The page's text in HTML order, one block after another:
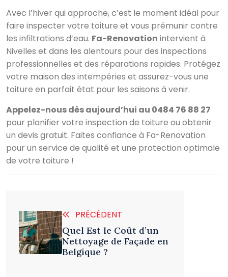
Avec l’hiver qui approche, c’est le moment idéal pour
faire inspecter votre toiture et vous prémunir contre
les infiltrations d’eau. Fa-Renovation intervient à
Nivelles et dans les alentours pour des inspections
professionnelles et des réparations rapides. Protégez
votre maison des intempéries et assurez-vous une
toiture en parfait état pour les saisons à venir.
Appelez-nous dès aujourd’hui au 0484 76 88 27
pour planifier votre inspection de toiture ou obtenir
un devis gratuit. Faites confiance à Fa-Renovation
pour un service de qualité et une protection optimale
de votre toiture !
PRÉCÉDENT
Quel Est le Coût d’un
Nettoyage de Façade en
Belgique ?